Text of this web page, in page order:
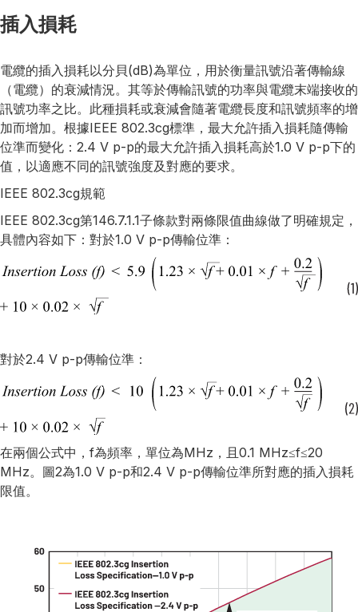
插入損耗
電纜的插入損耗以分貝(dB)為單位，用於衡量訊號沿著傳輸線
（電纜）的衰減情況。其等於傳輸訊號的功率與電纜末端接收的
訊號功率之比。此種損耗或衰減會隨著電纜長度和訊號頻率的增
加而增加。根據IEEE 802.3cg標準，最大允許插入損耗隨傳輸
位準而變化：2.4 V p-p的最大允許插入損耗高於1.0 V p-p下的
值，以適應不同的訊號強度及對應的要求。
IEEE 802.3cg規範
IEEE 802.3cg第146.7.1.1子條款對兩條限值曲線做了明確規定，
具體內容如下：對於1.0 V p-p傳輸位準：
對於2.4 V p-p傳輸位準：
在兩個公式中，f為頻率，單位為MHz，且0.1 MHz≤f≤20
MHz。圖2為1.0 V p-p和2.4 V p-p傳輸位準所對應的插入損耗
限值。